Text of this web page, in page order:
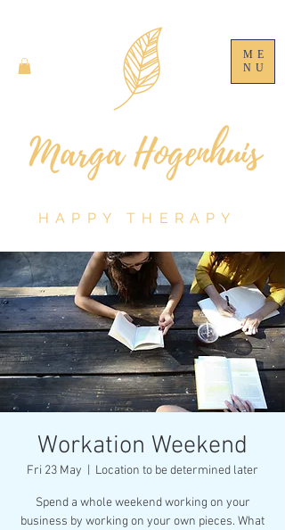
ME
NU
HAPPY THERAPY
Workation Weekend
Fri 23 May Location to be determined later
Spend a whole weekend working on your
business by working on your own pieces. What